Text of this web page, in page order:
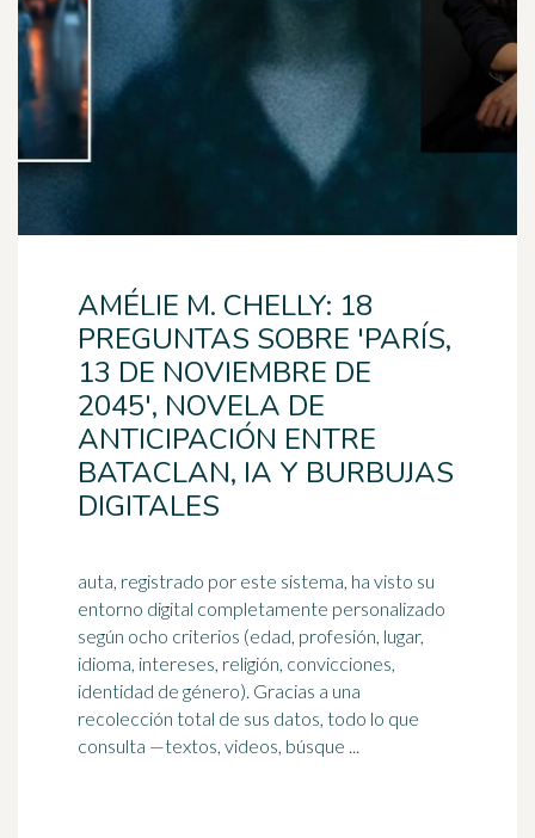
AMÉLIE M. CHELLY: 18
PREGUNTAS SOBRE 'PARÍS,
13 DE NOVIEMBRE DE
2045', NOVELA DE
ANTICIPACIÓN ENTRE
BATACLAN, IA Y BURBUJAS
DIGITALES
auta, registrado por este sistema, ha visto su
entorno digital completamente personalizado
según ocho criterios (edad, profesión, lugar,
idioma, intereses, religión, convicciones,
identidad de género). Gracias a una
recolección total de sus datos, todo lo que
consulta —textos, videos, búsque ...